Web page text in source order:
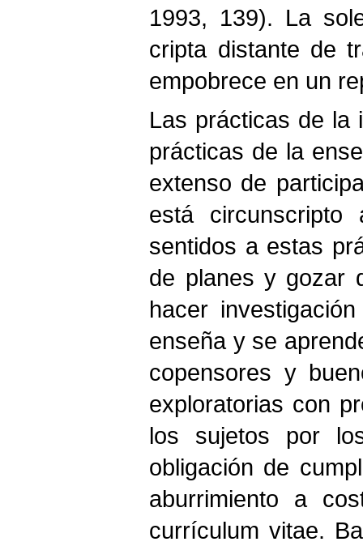
1993, 139). La
cripta distante de
empobrece en un
Las prácticas de la
prácticas de la
extenso de
está
sentidos a estas
de planes y gozar
hacer
enseña y se
copensores y
exploratorias con
los sujetos por
obligación de
aburrimiento a
currículum vitae.